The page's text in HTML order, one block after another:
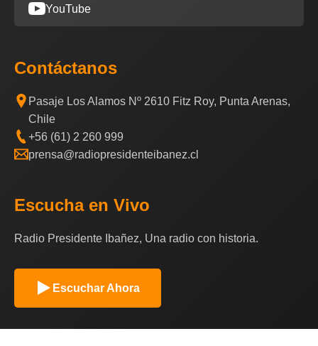
YouTube
Contáctanos
Pasaje Los Alamos Nº 2610 Fitz Roy, Punta Arenas,
Chile
+56 (61) 2 260 999
prensa@radiopresidenteibanez.cl
Escucha en Vivo
Radio Presidente Ibañez, Una radio con historia.
Escuchar Ahora